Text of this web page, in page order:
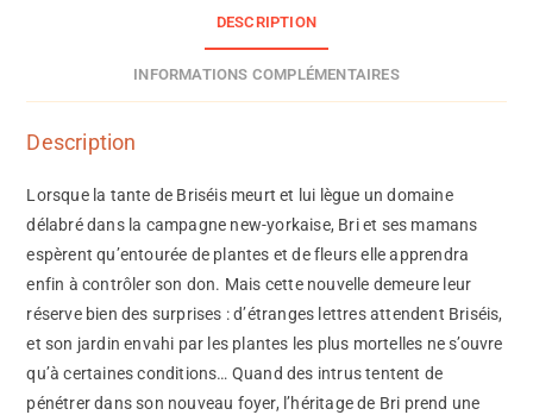
DESCRIPTION
INFORMATIONS COMPLÉMENTAIRES
Description
Lorsque la tante de Briséis meurt et lui lègue un domaine
délabré dans la campagne new-yorkaise, Bri et ses mamans
espèrent qu’entourée de plantes et de fleurs elle apprendra
enfin à contrôler son don. Mais cette nouvelle demeure leur
réserve bien des surprises : d’étranges lettres attendent Briséis,
et son jardin envahi par les plantes les plus mortelles ne s’ouvre
qu’à certaines conditions… Quand des intrus tentent de
pénétrer dans son nouveau foyer, l’héritage de Bri prend une